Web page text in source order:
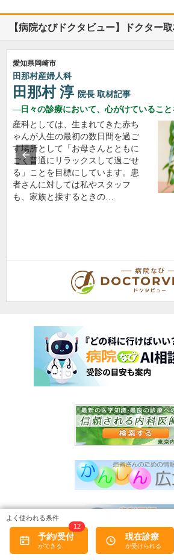
【病院なびドクタビュー】ドクター
愛知県岡崎市
田那村産婦人科
田那村 淳 院長 取材記事
日々の診療において、心がけていること
産科としては、生まれてきた赤ち
ゃんが人生の最初の数日間を過ご
す場所として「お母さんとともに
ごく普通にリラックスして過ごせ
る」ことを目標にしています。患
者さんに対しては私やスタッフ
も、家族と接するときの…
予約/受付
12
現在診療